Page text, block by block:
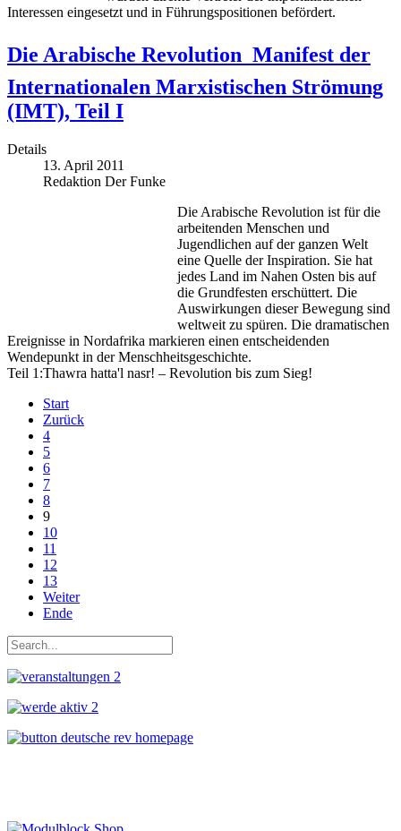
Interessen eingesetzt und in Führungspositionen befördert.
Die Arabische Revolution  Manifest der
Internationalen Marxistischen Strömung
(IMT), Teil I
Details
13. April 2011
Redaktion Der Funke
Die Arabische Revolution ist für die
arbeitenden Menschen und
Jugendlichen auf der ganzen Welt
eine Quelle der Inspiration. Sie hat
jedes Land im Nahen Osten bis auf
die Grundfesten erschüttert. Die
Auswirkungen dieser Bewegung sind
weltweit zu spüren. Die dramatischen
Ereignisse in Nordafrika markieren einen entscheidenden
Wendepunkt in der Menschheitsgeschichte.
Teil 1:Thawra hatta'l nasr! – Revolution bis zum Sieg!
Start
Zurück
4
5
6
7
8
9
10
11
12
13
Weiter
Ende